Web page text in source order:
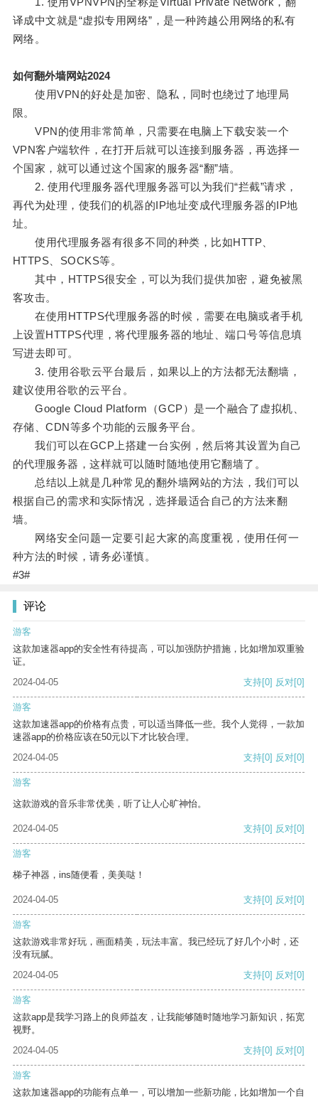
译成中文就是“虚拟专用网络”，是一种跨越公用网络的私有
网络。
如何翻外墙网站2024
使用VPN的好处是加密、隐私，同时也绕过了地理局
限。
VPN的使用非常简单，只需要在电脑上下载安装一个
VPN客户端软件，在打开后就可以连接到服务器，再选择一
个国家，就可以通过这个国家的服务器“翻”墙。
2. 使用代理服务器代理服务器可以为我们“拦截”请求，
再代为处理，使我们的机器的IP地址变成代理服务器的IP地
址。
使用代理服务器有很多不同的种类，比如HTTP、
HTTPS、SOCKS等。
其中，HTTPS很安全，可以为我们提供加密，避免被黑
客攻击。
在使用HTTPS代理服务器的时候，需要在电脑或者手机
上设置HTTPS代理，将代理服务器的地址、端口号等信息填
写进去即可。
3. 使用谷歌云平台最后，如果以上的方法都无法翻墙，
建议使用谷歌的云平台。
Google Cloud Platform（GCP）是一个融合了虚拟机、
存储、CDN等多个功能的云服务平台。
我们可以在GCP上搭建一台实例，然后将其设置为自己
的代理服务器，这样就可以随时随地使用它翻墙了。
总结以上就是几种常见的翻外墙网站的方法，我们可以
根据自己的需求和实际情况，选择最适合自己的方法来翻
墙。
网络安全问题一定要引起大家的高度重视，使用任何一
种方法的时候，请务必谨慎。
#3#
评论
游客
这款加速器app的安全性有待提高，可以加强防护措施，比如增加双重验
证。
2024-04-05
支持[0] 反对[0]
游客
这款加速器app的价格有点贵，可以适当降低一些。我个人觉得，一款加
速器app的价格应该在50元以下才比较合理。
2024-04-05
支持[0] 反对[0]
游客
这款游戏的音乐非常优美，听了让人心旷神怡。
2024-04-05 支持[0] 反对[0]
游客
梯子神器，ins随便看，美美哒！
2024-04-05 支持[0] 反对[0]
游客
这款游戏非常好玩，画面精美，玩法丰富。我已经玩了好几个小时，还
没有玩腻。
2024-04-05
支持[0] 反对[0]
游客
这款app是我学习路上的良师益友，让我能够随时随地学习新知识，拓宽
视野。
2024-04-05
支持[0] 反对[0]
游客
这款加速器app的功能有点单一，可以增加一些新功能，比如增加一个自